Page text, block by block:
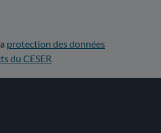
protection des données
du CESER